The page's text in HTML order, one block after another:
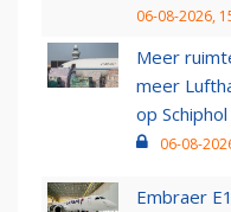
06-08-2026,
Meer
meer
op Schiphol
06-08-
Embraer